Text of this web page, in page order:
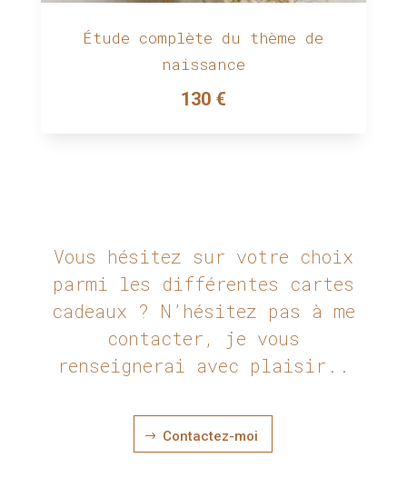
Étude complète du thème de
naissance
130 €
Vous hésitez sur votre choix
parmi les différentes cartes
cadeaux ? N’hésitez pas à me
contacter, je vous
renseignerai avec plaisir..
$ Contactez-moi